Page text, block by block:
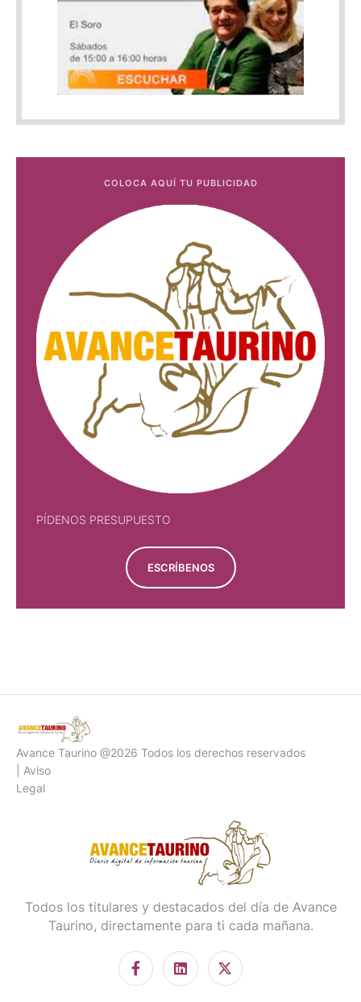
COLOCA AQUÍ TU PUBLICIDAD
PÍDENOS PRESUPUESTO
ESCRÍBENOS
Avance Taurino @2026 Todos los derechos reservados
| Aviso
Legal
Todos los titulares y destacados del día de Avance
Taurino, directamente para ti cada mañana.